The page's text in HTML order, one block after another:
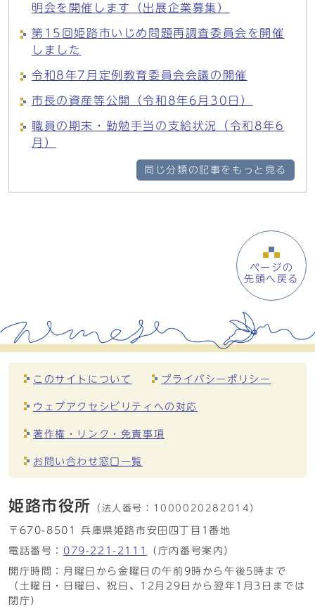
明会を開催します（出展企業募集）
第15回姫路市いじめ問題再調査委員会を開催
しました
令和8年7月定例教育委員会会議の開催
市長の資産等公開（令和8年6月30日）
職員の期末・勤勉手当の支給状況（令和8年6
月）
同じ分類の記事をもっと見る
ページの
先頭へ戻る
このサイトについて プライバシーポリシー
ウェブアクセシビリティへの対応
著作権・リンク・免責事項
お問い合わせ窓口一覧
姫路市役所 （法人番号： 1000020282014）
〒670-8501 兵庫県姫路市安田四丁目1番地
電話番号： 079-221-2111
（庁内番号案内）
開庁時間：月曜日から金曜日の午前9時から午後5時まで
（土曜日・日曜日、祝日、12月29日から翌年1月3日までは
閉庁）